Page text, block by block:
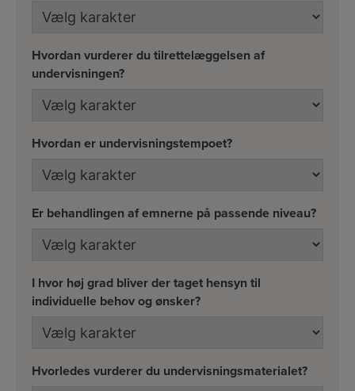
Hvordan vurderer du tilrettelæggelsen af
undervisningen?
Hvordan er undervisningstempoet?
Er behandlingen af emnerne på passende niveau?
I hvor høj grad bliver der taget hensyn til
individuelle behov og ønsker?
Hvorledes vurderer du undervisningsmaterialet?